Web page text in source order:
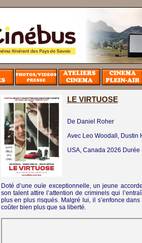
LE VIRTUOSE
De Daniel Roher
Avec Leo Woodall, Dustin
USA, Canada 2026 Durée
Doté d’une ouïe exceptionnelle, un jeune
son talent attire l’attention de criminels qui
plus en plus risqués. Malgré lui, il s’enfonce
coûter bien plus que sa liberté.